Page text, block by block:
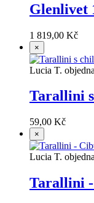
Glenlivet
1 819,00 Kč
×
Lucia T.
Tarallini
59,00 Kč
×
Lucia T.
Tarallini -